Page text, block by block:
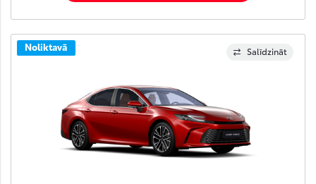
Salīdzināt
Noliktavā